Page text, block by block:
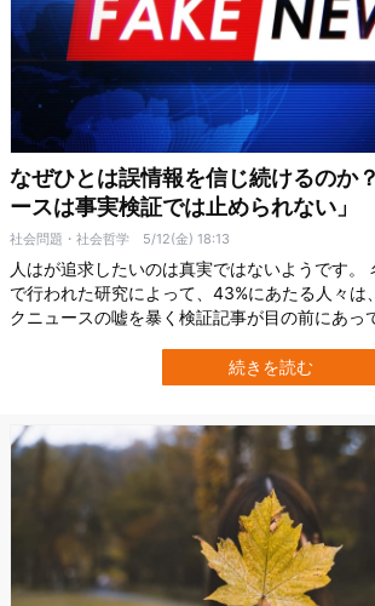
なぜひとは誤情報を信じ続けるのか
ースは事実検証では止められない」
社会問題・社会哲学 5/12(金) 18:13
人はが追求したいのは真実ではないようです。
で行われた研究によって、43%にあたる人々は
クニュースの嘘を暴く検証記事が目の前にあっ
れまで多くの検証記事があってもフェイクニュ
れなかった背景には、自分の信念と反する情報
続きを読む